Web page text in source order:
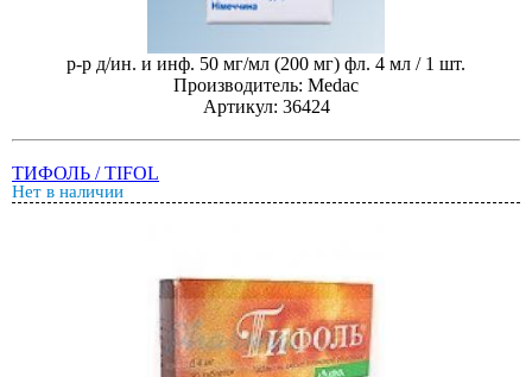
р-р д/ин. и инф. 50 мг/мл (200 мг) фл. 4 мл / 1 шт.
Производитель: Medac
Артикул: 36424
ТИФОЛЬ / TIFOL
Нет в наличии